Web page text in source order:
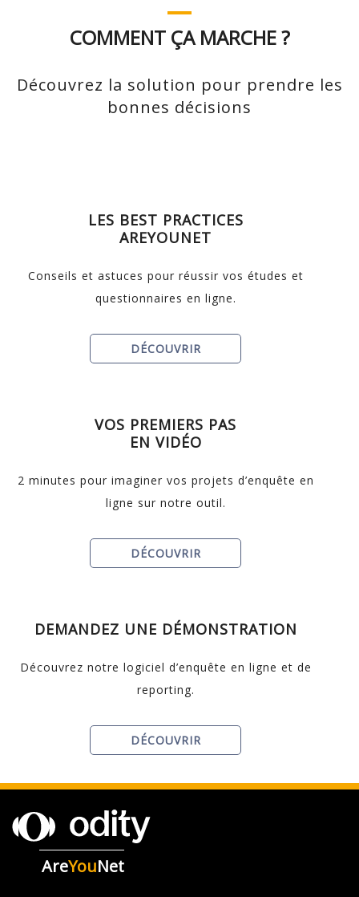
COMMENT ÇA MARCHE ?
Découvrez la solution pour prendre les
bonnes décisions
LES BEST PRACTICES
AREYOUNET
Conseils et astuces pour réussir vos études et
questionnaires en ligne.
DÉCOUVRIR
VOS PREMIERS PAS
EN VIDÉO
2 minutes pour imaginer vos projets d’enquête en
ligne sur notre outil.
DÉCOUVRIR
DEMANDEZ UNE DÉMONSTRATION
Découvrez notre logiciel d’enquête en ligne et de
reporting.
DÉCOUVRIR
AreYouNet